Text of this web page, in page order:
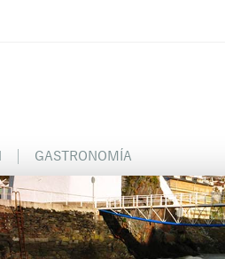
GASTRONOMÍA